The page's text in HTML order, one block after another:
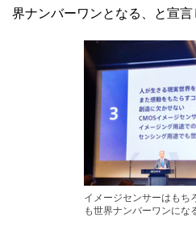
界ナンバーワンとなる、と宣言
イメージセンサーはもち
も世界ナンバーワンにな